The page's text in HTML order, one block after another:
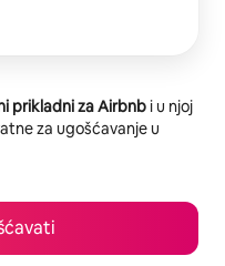
prikladni za Airbnb i u njoj
za ugošćavanje u